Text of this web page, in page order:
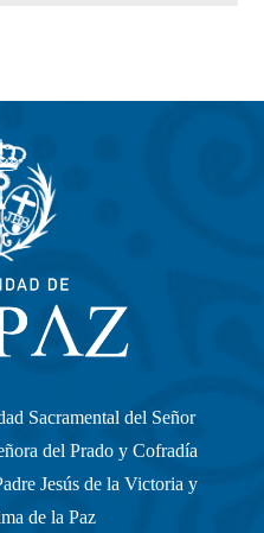
Sacramental del Señor
del Prado y Cofradía
Jesús de la Victoria y
de la Paz